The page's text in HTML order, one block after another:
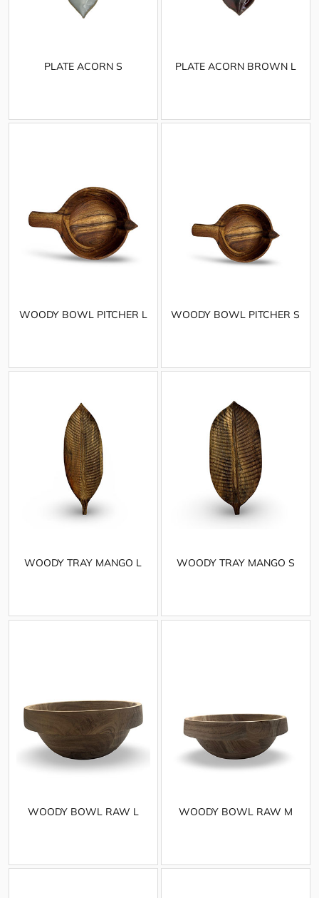
PLATE ACORN S PLATE ACORN BROWN L
WOODY BOWL PITCHER L WOODY BOWL PITCHER S
WOODY TRAY MANGO L WOODY TRAY MANGO S
WOODY BOWL RAW L WOODY BOWL RAW M